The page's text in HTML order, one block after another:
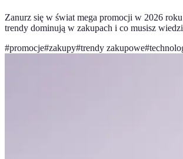
Zanurz się w świat mega promocji w 2026
trendy dominują w zakupach i co musisz
#promocje#zakupy#trendy zakupowe#